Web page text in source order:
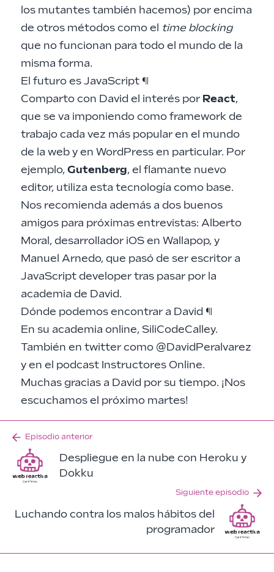
los mutantes también hacemos) por encima
de otros métodos como el time blocking
que no funcionan para todo el mundo de la
misma forma.
El futuro es JavaScript ¶
Comparto con David el interés por React,
que se va imponiendo como framework de
trabajo cada vez más popular en el mundo
de la web y en WordPress en particular. Por
ejemplo, Gutenberg, el flamante nuevo
editor, utiliza esta tecnología como base.
Nos recomienda además a dos buenos
amigos para próximas entrevistas: Alberto
Moral, desarrollador iOS en Wallapop, y
Manuel Arnedo, que pasó de ser escritor a
JavaScript developer tras pasar por la
academia de David.
Dónde podemos encontrar a David ¶
En su academia online, SiliCodeCalley.
También en twitter como @DavidPeralvarez
y en el podcast Instructores Online.
Muchas gracias a David por su tiempo. ¡Nos
escuchamos el próximo martes!
Episodio anterior
Despliegue en la nube con Heroku y
Dokku
Siguiente episodio
Luchando contra los malos hábitos del
programador